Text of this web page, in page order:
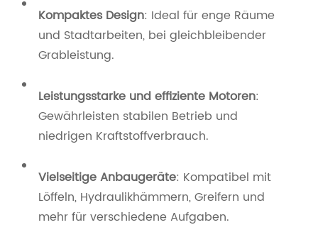
Kompaktes Design: Ideal für enge Räume
und Stadtarbeiten, bei gleichbleibender
Grableistung.
Leistungsstarke und effiziente Motoren:
Gewährleisten stabilen Betrieb und
niedrigen Kraftstoffverbrauch.
Vielseitige Anbaugeräte: Kompatibel mit
Löffeln, Hydraulikhämmern, Greifern und
mehr für verschiedene Aufgaben.